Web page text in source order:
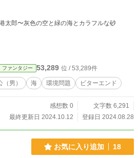
ファンタジー 53,289 位 / 53,289件
男） 海 環境問題 ビターエンド
感想数 0
文字数 6,291
最終更新日 2024.10.12
登録日 2024.08.28
お気に入り追加 18